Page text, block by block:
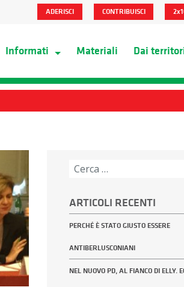
ADERISCI CONTRIBUISCI
Informati Materiali Dai
ARTICOLI RECENTI
PERCHÉ È STATO GIUSTO ESSERE
ANTIBERLUSCONIANI
NEL NUOVO PD, AL FIANCO DI ELLY.